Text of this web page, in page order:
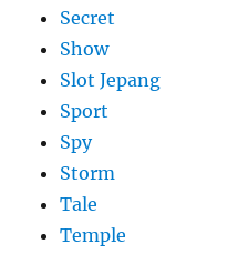
Secret
Show
Slot Jepang
Sport
Spy
Storm
Tale
Temple